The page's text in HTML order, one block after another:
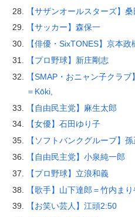
【サザンオールスターズ】
【サッカー】森保一
【俳優・SixTONES】京本
【プロ野球】新庄剛志
【SMAP・おニャン子クラ
＝Kōki,
【自由民主党】麻生太郎
【女優】石田ゆり子
【ソフトバンクグループ】
【自由民主党】小泉純一郎
【プロ野球】立浪和義
【歌手】山下達郎＝竹内まり
【お笑い芸人】江頭2:50